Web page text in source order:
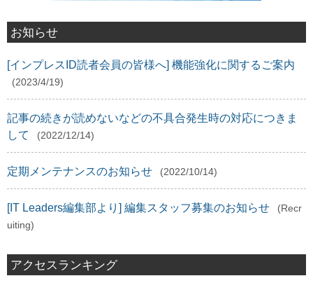
お知らせ
[インプレスID読者会員の皆様へ] 機能強化に関するご案内
(2023/4/19)
記事の続きが読めないなどの不具合発生時の対応につきま
して
(2022/12/14)
定期メンテナンスのお知らせ (2022/10/14)
[IT Leaders編集部より] 編集スタッフ募集のお知らせ
(Recr
uiting)
アクセスランキング